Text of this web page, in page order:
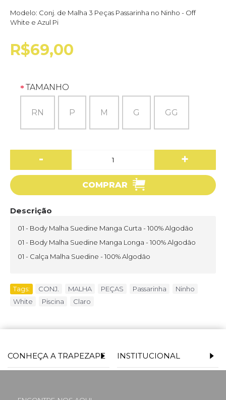
Modelo: Conj. de Malha 3 Peças Passarinha no Ninho - Off
White e Azul Pi
R$69,00
TAMANHO
RN P M G GG
- +
COMPRAR
Descrição
01 - Body Malha Suedine Manga Curta - 100% Algodão
01 - Body Malha Suedine Manga Longa - 100% Algodão
01 - Calça Malha Suedine - 100% Algodão
Tags: CONJ. MALHA PEÇAS Passarinha Ninho
White
Piscina Claro
CONHEÇA A TRAPEZAPE INSTITUCIONAL